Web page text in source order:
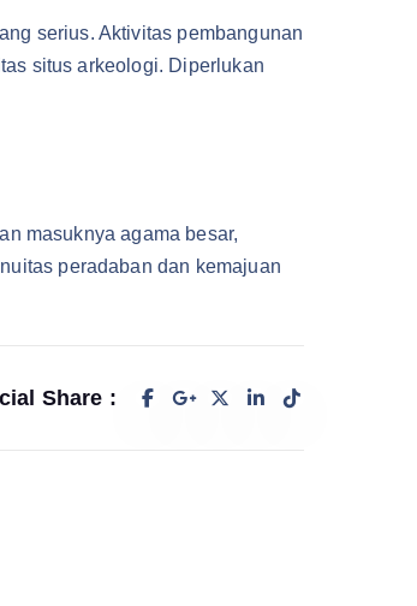
serius. Aktivitas pembangunan
situs arkeologi. Diperlukan
masuknya agama besar,
peradaban dan kemajuan
Share :